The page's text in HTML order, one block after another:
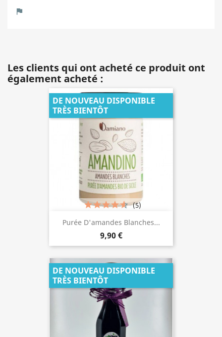
Les clients qui ont acheté ce produit ont
également acheté :
Purée D'amandes Blanches...
9,90 €
(5)
DE NOUVEAU DISPONIBLE
TRÈS BIENTÔT
DE NOUVEAU DISPONIBLE
TRÈS BIENTÔT